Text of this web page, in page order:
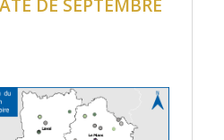
DE SEPTEMBRE